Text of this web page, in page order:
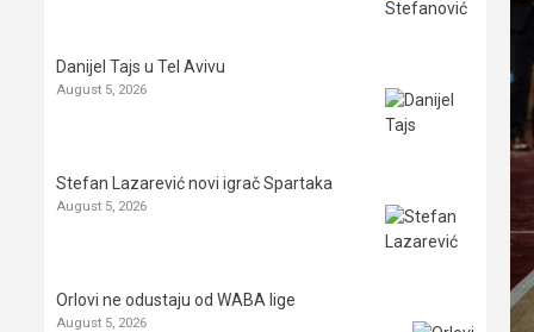
Danijel Tajs u Tel Avivu
August 5, 2026
Stefan Lazarević novi igrač Spartaka
August 5, 2026
Orlovi ne odustaju od WABA lige
August 5, 2026